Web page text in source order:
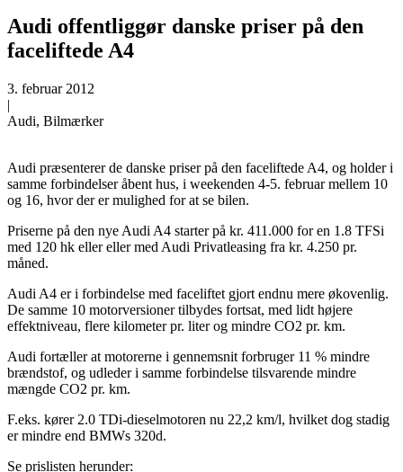
Audi offentliggør danske priser på den
faceliftede A4
3. februar 2012
|
Audi, Bilmærker
Audi præsenterer de danske priser på den faceliftede A4, og holder i
samme forbindelser åbent hus, i weekenden 4-5. februar mellem 10
og 16, hvor der er mulighed for at se bilen.
Priserne på den nye Audi A4 starter på kr. 411.000 for en 1.8 TFSi
med 120 hk eller eller med Audi Privatleasing fra kr. 4.250 pr.
måned.
Audi A4 er i forbindelse med faceliftet gjort endnu mere økovenlig.
De samme 10 motorversioner tilbydes fortsat, med lidt højere
effektniveau, flere kilometer pr. liter og mindre CO2 pr. km.
Audi fortæller at motorerne i gennemsnit forbruger 11 % mindre
brændstof, og udleder i samme forbindelse tilsvarende mindre
mængde CO2 pr. km.
F.eks. kører 2.0 TDi-dieselmotoren nu 22,2 km/l, hvilket dog stadig
er mindre end BMWs 320d.
Se prislisten herunder: